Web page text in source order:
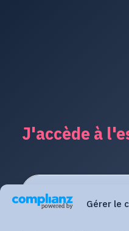
Gérer le
J'accède à